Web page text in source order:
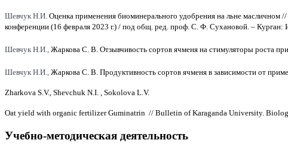
Шевчук Н.И. Оценка применения биоминерального удобрения на льне масличном
конференции (16 февраля 2023 г.) / под общ. ред. проф. С. Ф. Сухановой. – Курган:
Шевчук Н.И., Жаркова С. В. Отзывчивость сортов ячменя на стимуляторы роста
Шевчук Н.И., Жаркова С. В. Продуктивность сортов ячменя в зависимости от
Zharkova S.V., Shevchuk N.I. , Sokolova L.V.
Oat yield with organic fertilizer Guminatrin // Bulletin of Karaganda University.
Учебно-методическая деятельность